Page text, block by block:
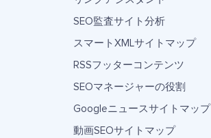
SEO監査サイト分析
スマートXMLサイトマップ
RSSフッターコンテンツ
SEOマネージャーの役割
Googleニュースサイトマップ
動画SEOサイトマップ